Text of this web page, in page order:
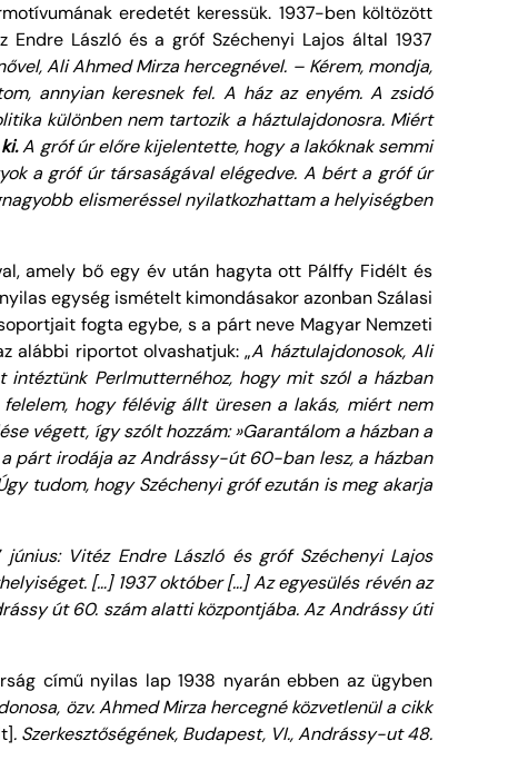
eredetét keressük. 1937-ben költözött
Endre László és a gróf Széchenyi Lajos által 1937
Ali Ahmed Mirza hercegnével. – Kérem, mondja,
annyian keresnek fel. A ház az enyém. A zsidó
különben nem tartozik a háztulajdonosra. Miért
ki.A gróf úr előre kijelentette, hogy a lakóknak semmi
a gróf úr társaságával elégedve. A bért a gróf úr
elismeréssel nyilatkozhattam a helyiségben
amely bő egy év után hagyta ott Pálffy Fidélt és
egység ismételt kimondásakor azonban Szálasi
fogta egybe, s a párt neve Magyar Nemzeti
alábbi riportot olvashatjuk: „A háztulajdonosok, Ali
Perlmutternéhoz, hogy mit szól a házban
hogy félévig állt üresen a lakás, miért nem
végett, így szólt hozzám: »Garantálom a házban a
párt irodája az Andrássy-út 60-ban lesz, a házban
tudom, hogy Széchenyi gróf ezután is meg akarja
június: Vitéz Endre László és gróf Széchenyi Lajos
[…] 1937 október […] Az egyesülés révén az
út 60. szám alatti központjába. Az Andrássy úti
című nyilas lap 1938 nyarán ebben az ügyben
özv. Ahmed Mirza hercegné közvetlenül a cikk
. Szerkesztőségének, Budapest, VI.,Andrássy-ut48.